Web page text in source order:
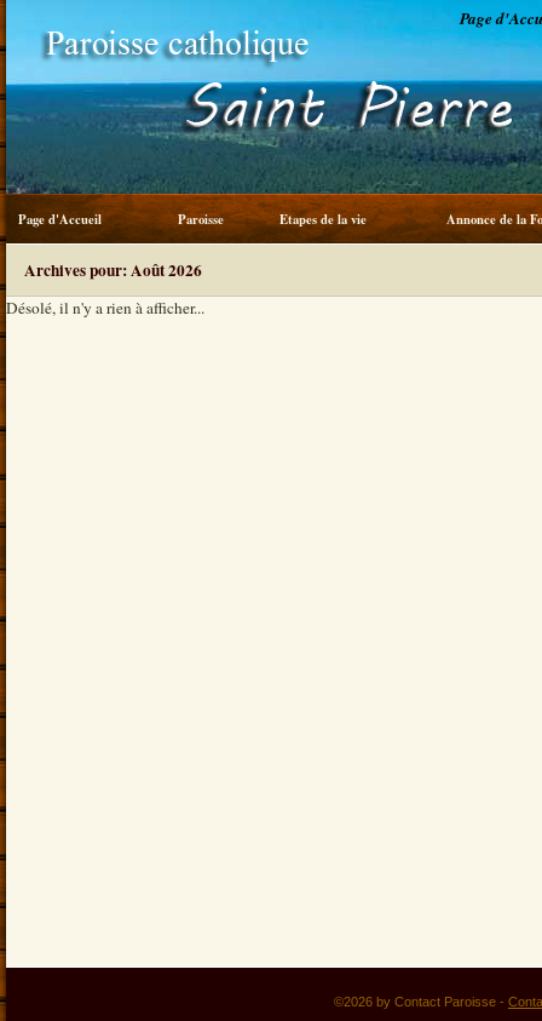
Page
Page d'Accueil Paroisse Etapes de la vie Annonce de la
Service du frère
Archives pour: Août 2026
Désolé, il n'y a rien à afficher...
©2026 by Contact Paroisse -